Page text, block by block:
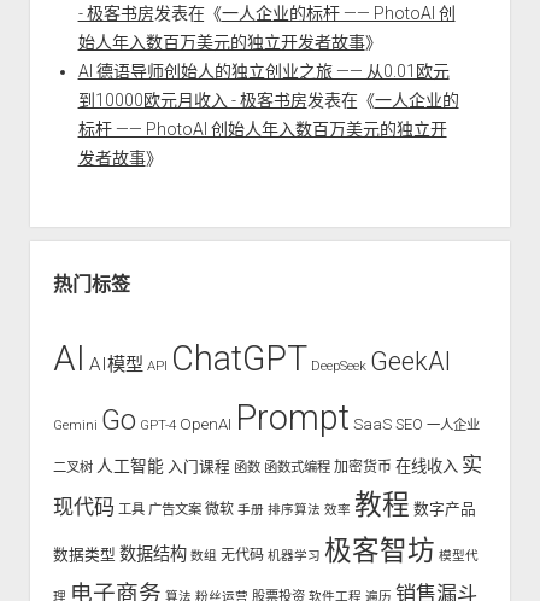
- 极客书房发表在《一人企业的标杆 —— PhotoAI 创
始人年入数百万美元的独立开发者故事》
AI 德语导师创始人的独立创业之旅 —— 从0.01欧元
到10000欧元月收入 - 极客书房发表在《一人企业的
标杆 —— PhotoAI 创始人年入数百万美元的独立开
发者故事》
热门标签
AI AI模型 API ChatGPT DeepSeek GeekAI
Gemini Go GPT-4 OpenAI Prompt SaaS SEO 一人企业
二叉树 人工智能 入门课程 函数 函数式编程 加密货币 在线收入 实
现代码 工具 广告文案 微软 手册 排序算法 效率 教程 数字产品
数据类型 数据结构 数组 无代码 机器学习 极客智坊 模型代
理 电子商务 算法 粉丝运营 股票投资 软件工程 遍历 销售漏斗